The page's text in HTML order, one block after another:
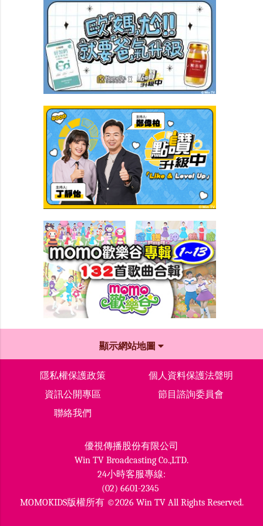
顯示網站地圖
隱私權保護政策
個人資料保護法聲明
資訊公開專區
節目諮詢委員會
聯絡我們
優視傳播股份有限公司
Win TV Broadcasting Co.,LTD.
24小時客服專線:
(02) 6601-2345
MOMOKIDS版權所有 ©2026 Win TV All Rights Reserved.